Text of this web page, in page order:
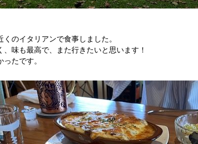
くのイタリアンで食事しました。
、味も最高で、また行きたいと思います！
ったです。